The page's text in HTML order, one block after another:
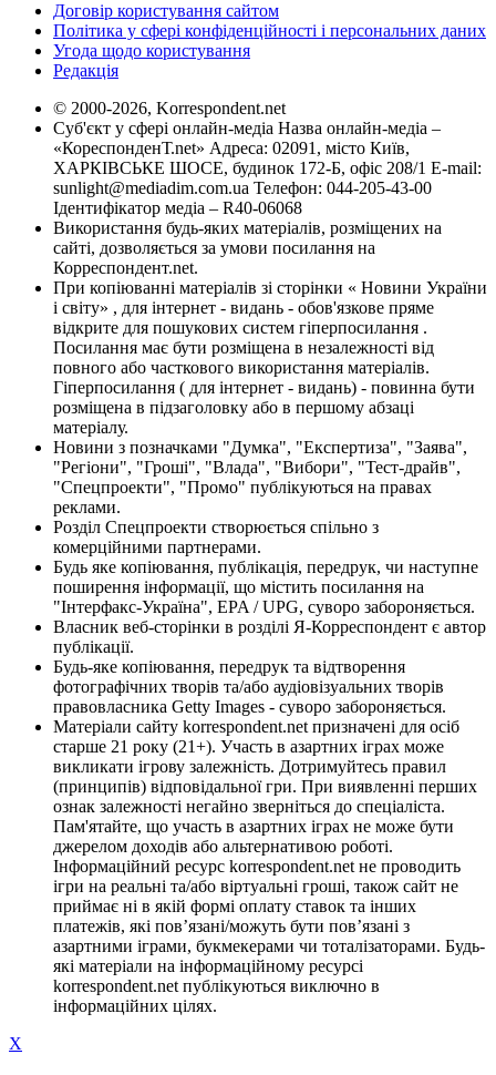
Договір користування сайтом
Політика у сфері конфіденційності і персональних даних
Угода щодо користування
Редакція
© 2000-2026, Korrespondent.net
Суб'єкт у сфері онлайн-медіа Назва онлайн-медіа –
«КореспонденТ.net» Адреса: 02091, місто Київ,
ХАРКІВСЬКЕ ШОСЕ, будинок 172-Б, офіс 208/1 E-mail:
sunlight@mediadim.com.ua Телефон: 044-205-43-00
Ідентифікатор медіа – R40-06068
Використання будь-яких матеріалів, розміщених на
сайті, дозволяється за умови посилання на
Корреспондент.net.
При копіюванні матеріалів зі сторінки « Новини України
і світу» , для інтернет - видань - обов'язкове пряме
відкрите для пошукових систем гіперпосилання .
Посилання має бути розміщена в незалежності від
повного або часткового використання матеріалів.
Гіперпосилання ( для інтернет - видань) - повинна бути
розміщена в підзаголовку або в першому абзаці
матеріалу.
Новини з позначками "Думка", "Експертиза", "Заява",
"Регіони", "Гроші", "Влада", "Вибори", "Тест-драйв",
"Спецпроекти", "Промо" публікуються на правах
реклами.
Розділ Спецпроекти створюється спільно з
комерційними партнерами.
Будь яке копіювання, публікація, передрук, чи наступне
поширення інформації, що містить посилання на
"Інтерфакс-Україна", EPA / UPG, суворо забороняється.
Власник веб-сторінки в розділі Я-Корреспондент є автор
публікації.
Будь-яке копіювання, передрук та відтворення
фотографічних творів та/або аудіовізуальних творів
правовласника Getty Images - суворо забороняється.
Матеріали сайту korrespondent.net призначені для осіб
старше 21 року (21+). Участь в азартних іграх може
викликати ігрову залежність. Дотримуйтесь правил
(принципів) відповідальної гри. При виявленні перших
ознак залежності негайно зверніться до спеціаліста.
Пам'ятайте, що участь в азартних іграх не може бути
джерелом доходів або альтернативою роботі.
Інформаційний ресурс korrespondent.net не проводить
ігри на реальні та/або віртуальні гроші, також сайт не
приймає ні в якій формі оплату ставок та інших
платежів, які пов’язані/можуть бути пов’язані з
азартними іграми, букмекерами чи тоталізаторами. Будь-
які матеріали на інформаційному ресурсі
korrespondent.net публікуються виключно в
інформаційних цілях.
X